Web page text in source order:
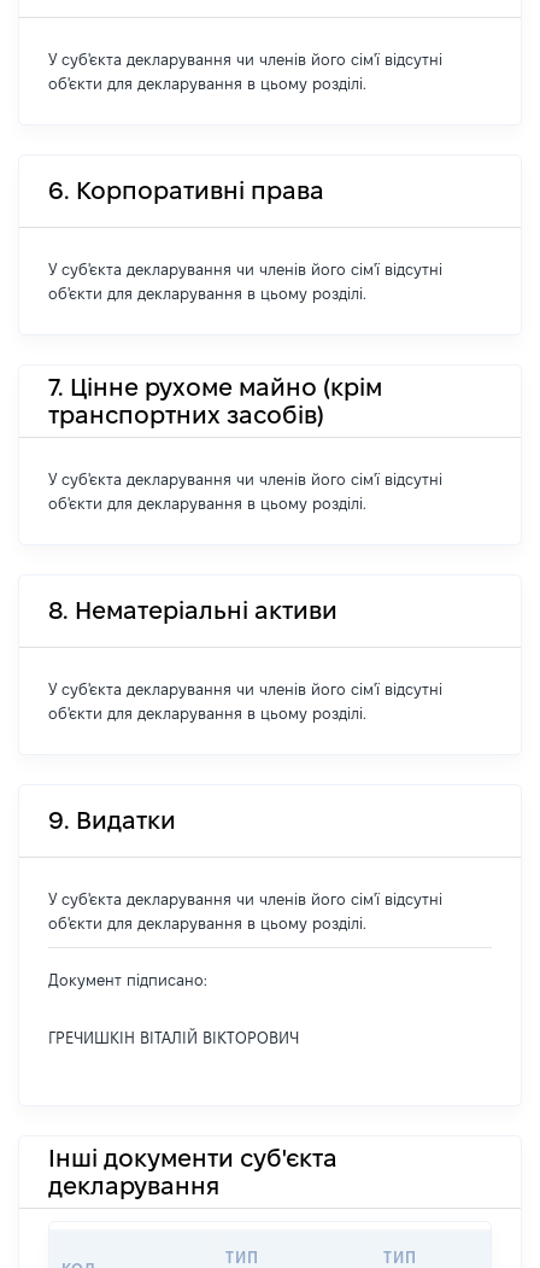
У суб'єкта декларування чи членів його сім'ї відсутні
об'єкти для декларування в цьому розділі.
6. Корпоративні права
У суб'єкта декларування чи членів його сім'ї відсутні
об'єкти для декларування в цьому розділі.
7. Цінне рухоме майно (крім
транспортних засобів)
У суб'єкта декларування чи членів його сім'ї відсутні
об'єкти для декларування в цьому розділі.
8. Нематеріальні активи
У суб'єкта декларування чи членів його сім'ї відсутні
об'єкти для декларування в цьому розділі.
9. Видатки
У суб'єкта декларування чи членів його сім'ї відсутні
об'єкти для декларування в цьому розділі.
Документ підписано:
ГРЕЧИШКІН ВІТАЛІЙ ВІКТОРОВИЧ
Інші документи суб'єкта
декларування
ТИП
ТИП